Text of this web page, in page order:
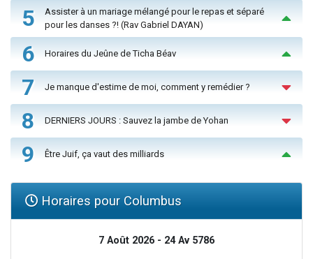
5
Assister à un mariage mélangé pour le repas et séparé
pour les danses ?! (Rav Gabriel DAYAN)
6 Horaires du Jeûne de Ticha Béav
7 Je manque d'estime de moi, comment y remédier ?
8 DERNIERS JOURS : Sauvez la jambe de Yohan
9 Être Juif, ça vaut des milliards
Horaires pour Columbus
7 Août 2026 - 24 Av 5786